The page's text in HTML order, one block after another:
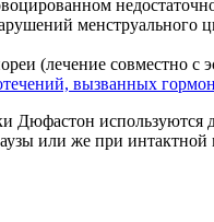
менструального
(лечение совместно с
вызванных
Дюфастон используются
или же при интактной